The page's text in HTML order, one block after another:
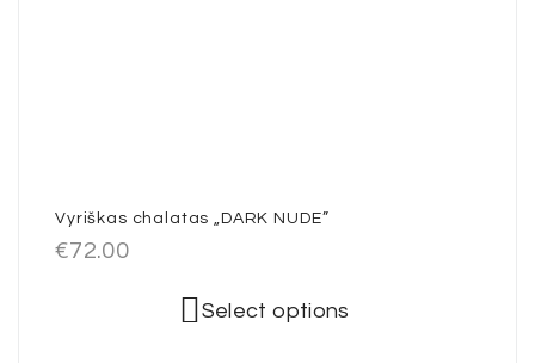
Vyriškas chalatas „DARK NUDE”
€72.00
Select options